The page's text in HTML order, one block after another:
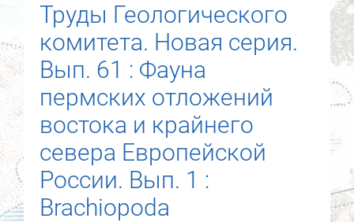
Электронный каталог
Новости
О нас
Контакты
Партнеры
Найти
Труды Геологического
комитета. Новая серия.
Вып. 61 : Фауна
пермских отложений
востока и крайнего
севера Европейской
России. Вып. 1 :
Brachiopoda